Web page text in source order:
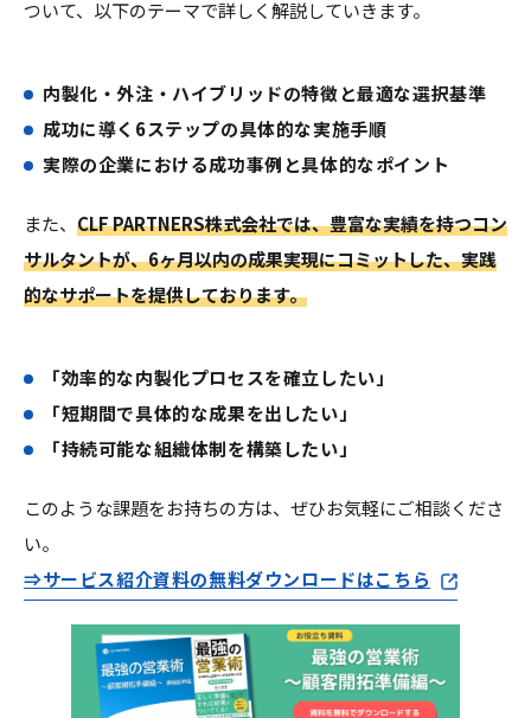
ついて、以下のテーマで詳しく解説していきます。
内製化・外注・ハイブリッドの特徴と最適な選択基準
成功に導く6ステップの具体的な実施手順
実際の企業における成功事例と具体的なポイント
また、 CLF PARTNERS株式会社では、豊富な実績を持つコン
サルタントが、6ヶ月以内の成果実現にコミットした、実践
的なサポートを提供しております。
「効率的な内製化プロセスを確立したい」
「短期間で具体的な成果を出したい」
「持続可能な組織体制を構築したい」
このような課題をお持ちの方は、ぜひお気軽にご相談くださ
い。
⇒サービス紹介資料の無料ダウンロードはこちら